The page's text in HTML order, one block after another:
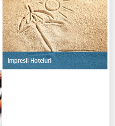
Impresii Hoteluri